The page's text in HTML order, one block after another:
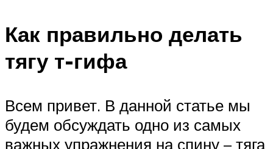
Как правильно делать
тягу т-гифа
Всем привет. В данной статье мы
будем обсуждать одно из самых
важных упражнения на спину – тяга